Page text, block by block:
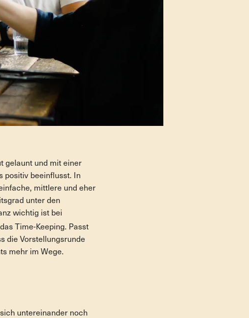
gelaunt und mit einer
positiv beeinflusst. In
mittlere und eher
unter den
wichtig ist bei
Time-Keeping. Passt
die Vorstellungsrunde
mehr im Wege.
untereinander noch